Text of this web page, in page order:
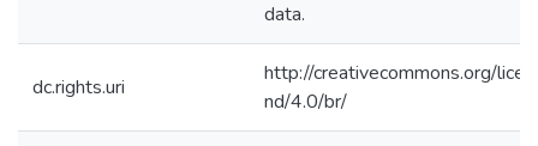
data.
dc.rights.uri
http://creativecommons.org/
nd/4.0/br/